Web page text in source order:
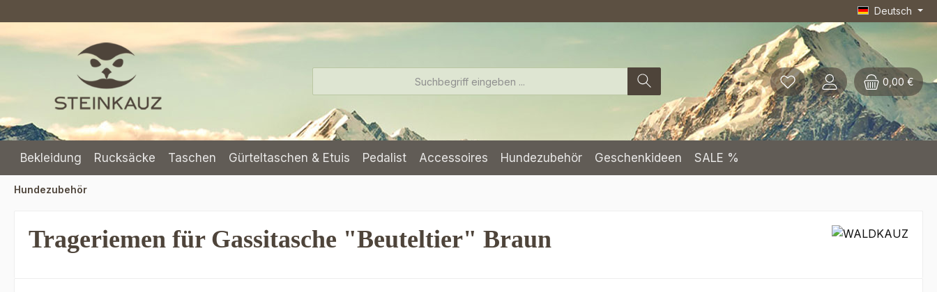
Deutsch
0,00 €
Bekleidung Rucksäcke Taschen Gürteltaschen & Etuis Pedalist Accessoires Hundezubehör Geschenkideen SALE %
Hundezubehör
Trageriemen für Gassitasche "Beuteltier" Braun